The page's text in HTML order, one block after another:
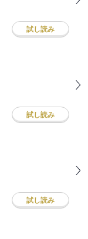
試し読み
試し読み
試し読み